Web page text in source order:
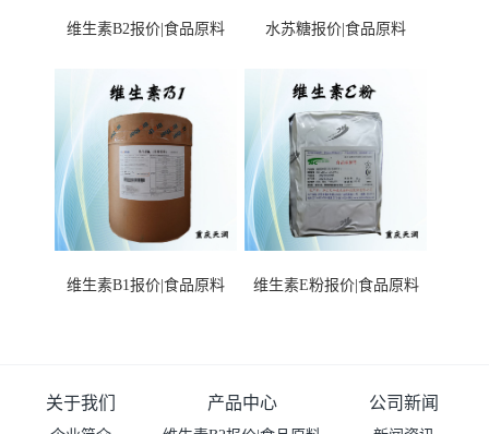
维生素B2报价|食品原料 水苏糖报价|食品原料
维生素B1报价|食品原料 维生素E粉报价|食品原料
关于我们 产品中心 公司新闻